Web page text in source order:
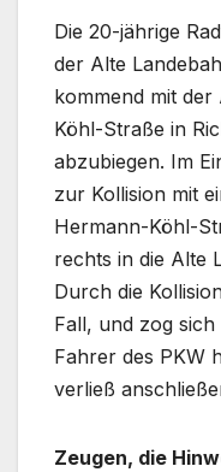
Die 20-jährige
der Alte
kommend mit
Köhl-Straße in
abzubiegen. Im
zur Kollision mit
Hermann-Köhl-
rechts in die Alte
Durch die
Fall, und zog
Fahrer des PKW
verließ
Zeugen, die